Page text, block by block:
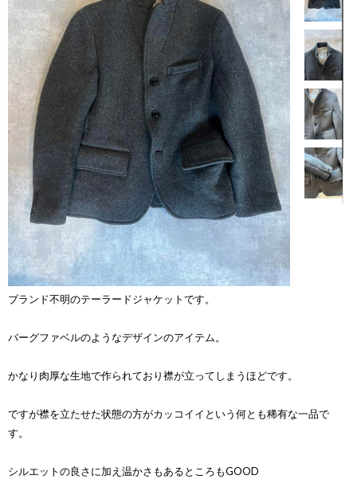
【商品説明】
ブランド不明のテーラードジャケットです。
バーグファベルのようなデザインのアイテム。
かなり肉厚な生地で作られており襟が立ってしまうほどです。
ですが襟を立たせた状態の方がカッコイイという何とも稀有な一品で
す。
シルエットの良さに加え温かさもあるところもGOOD